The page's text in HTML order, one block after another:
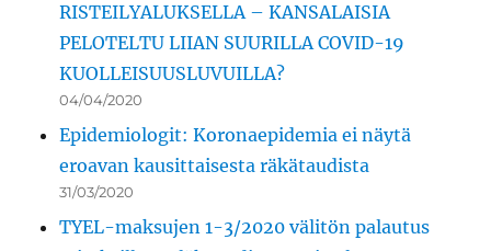
RISTEILYALUKSELLA – KANSALAISIA
PELOTELTU LIIAN SUURILLA COVID-19
KUOLLEISUUSLUVUILLA?
04/04/2020
Epidemiologit: Koronaepidemia ei näytä
eroavan kausittaisesta räkätaudista
31/03/2020
TYEL-maksujen 1-3/2020 välitön palautus